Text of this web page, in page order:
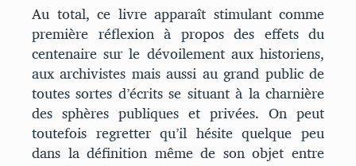
Au total, ce livre apparaît stimulant comme
première réflexion à propos des effets du
centenaire sur le dévoilement aux historiens,
aux archivistes mais aussi au grand public de
toutes sortes d’écrits se situant à la charnière
des sphères publiques et privées. On peut
toutefois regretter qu’il hésite quelque peu
dans la définition même de son objet entre